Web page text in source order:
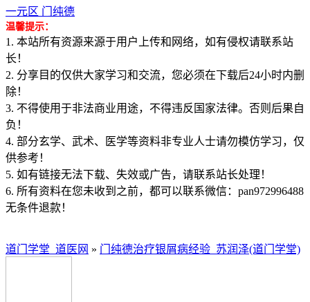
一元区 门纯德
温馨提示：
1. 本站所有资源来源于用户上传和网络，如有侵权请联系站
长！
2. 分享目的仅供大家学习和交流，您必须在下载后24小时内删
除！
3. 不得使用于非法商业用途，不得违反国家法律。否则后果自
负！
4. 部分玄学、武术、医学等资料非专业人士请勿模仿学习，仅
供参考！
5. 如有链接无法下载、失效或广告，请联系站长处理！
6. 所有资料在您未收到之前，都可以联系微信：pan972996488
无条件退款！
道门学堂_道医网 » 门纯德治疗银屑病经验_苏润泽(道门学堂)